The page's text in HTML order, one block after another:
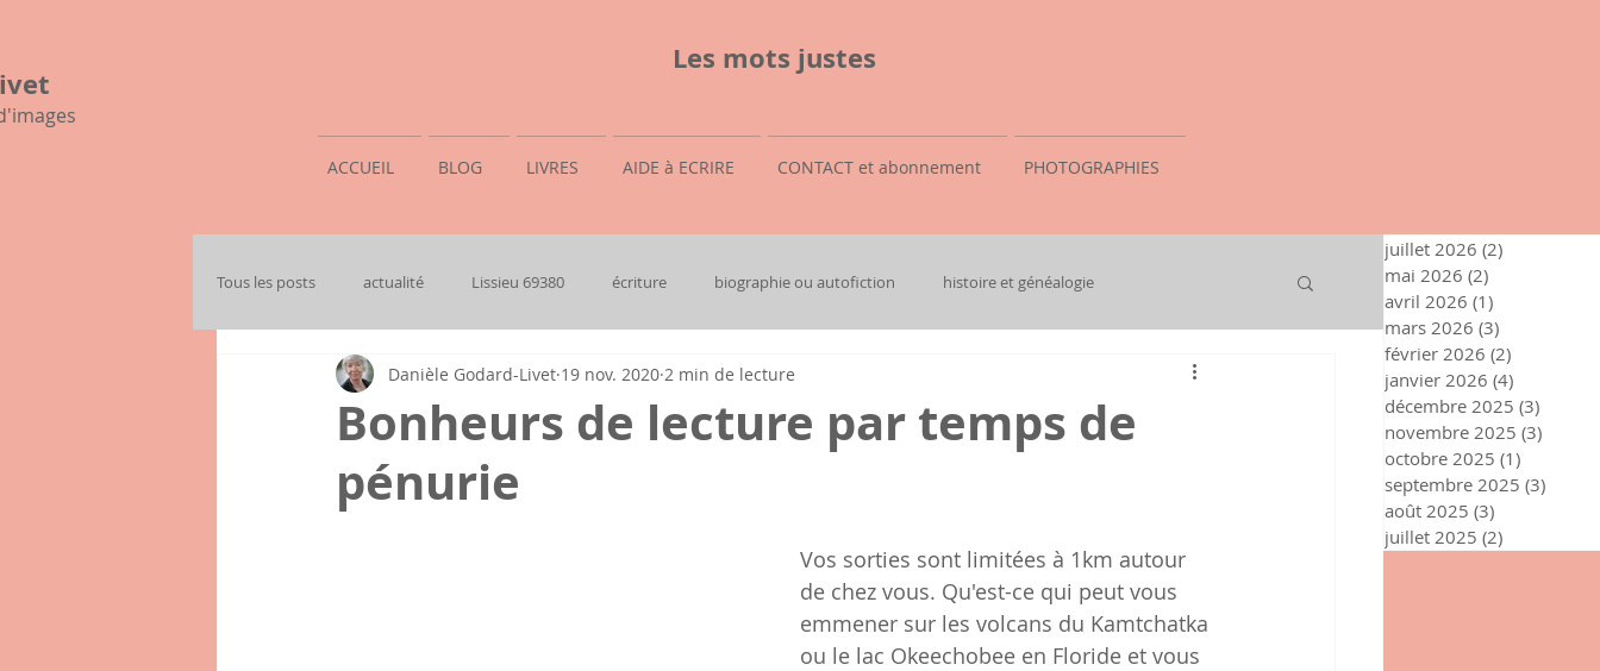
Les mots justes
ACCUEIL BLOG LIVRES AIDE à ECRIRE CONTACT et abonnement PHOTOGRAPHIES
Tous les posts actualité Lissieu 69380 écriture biographie ou autofiction histoire et généalogie
mon histoire familiale
Bonheurs de lecture par temps de
pénurie
Danièle Godard-Livet 19 nov. 2020 2 min de lecture
Vos sorties sont limitées à 1km autour
de chez vous. Qu'est-ce qui peut vous
emmener sur les volcans du Kamtchatka
ou le lac Okeechobee en Floride et vous
juillet 2026 (2)
mai 2026 (2)
avril 2026 (1)
mars 2026 (3)
février 2026 (2)
janvier 2026 (4)
décembre 2025 (3)
novembre 2025 (3)
octobre 2025 (1)
septembre 2025 (3)
août 2025 (3)
juillet 2025 (2)